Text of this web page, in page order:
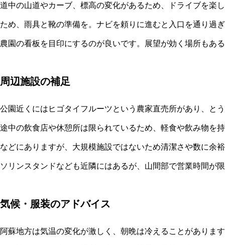
道中の山道やカーブ、標高の変化があるため、ドライブを楽
ため、雨具と靴の準備を。ナビを頼りに進むと入口を通り過
農園の看板を目印にするのが良いです。展望が効く場所もあ
周辺施設の補足
公園近くにはヒゴタイフルーツという農家直売所があり、と
途中の飲食店や休憩所は限られているため、軽食や飲み物を
などにありますが、大規模施設ではないため清潔さや数に余
ソリンスタンドなども近隣にはあるが、山間部で営業時間が
気候・服装のアドバイス
阿蘇地方は気温の変化が激しく、朝晩は冷えることがありま